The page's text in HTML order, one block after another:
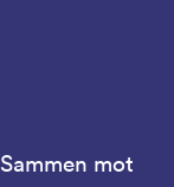
Sammen mot